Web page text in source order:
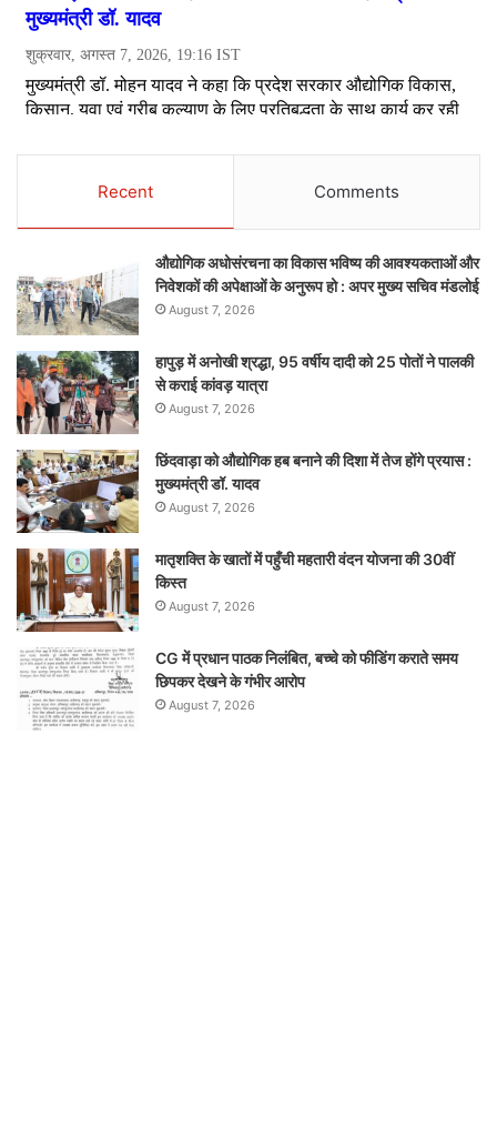
Recent Comments
औद्योगिक अधोसंरचना का विकास भविष्य की आवश्यकताओं और
निवेशकों की अपेक्षाओं के अनुरूप हो : अपर मुख्य सचिव मंडलोई
August 7, 2026
हापुड़ में अनोखी श्रद्धा, 95 वर्षीय दादी को 25 पोतों ने पालकी
से कराई कांवड़ यात्रा
August 7, 2026
छिंदवाड़ा को औद्योगिक हब बनाने की दिशा में तेज होंगे प्रयास :
मुख्यमंत्री डॉ. यादव
August 7, 2026
मातृशक्ति के खातों में पहुँची महतारी वंदन योजना की 30वीं
किस्त
August 7, 2026
CG में प्रधान पाठक निलंबित, बच्चे को फीडिंग कराते समय
छिपकर देखने के गंभीर आरोप
August 7, 2026